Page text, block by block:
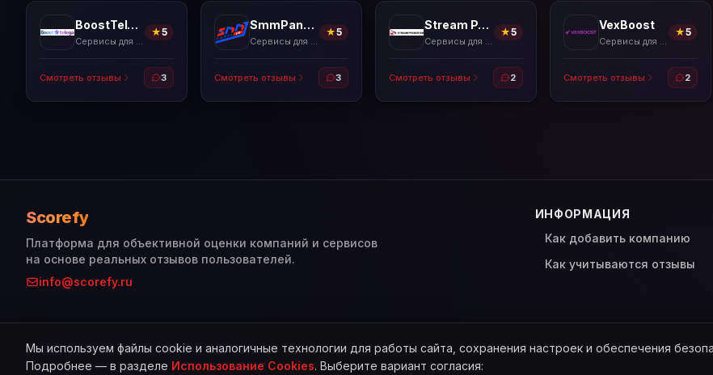
BoostTelega
Сервисы для накрутки
★5
Смотреть отзывы 3
SmmPanelUS
Сервисы для накрутки
★5
Смотреть отзывы 3
Stream Promotion
Сервисы для накрутки
★5
Смотреть отзывы 2
VexBoost
Сервисы для накрутки
★5
Смотреть отзывы 2
Scorefy
Платформа для объективной оценки компаний и сервисов
на основе реальных отзывов пользователей.
info@scorefy.ru
ИНФОРМАЦИЯ
Как добавить компанию
Как учитываются отзывы
© 2026 Scorefy. Все права защищены.
Мы используем файлы cookie и аналогичные технологии для работы сайта, сохранения настроек и обеспечения
Подробнее — в разделе Использование Cookies. Выберите вариант согласия: